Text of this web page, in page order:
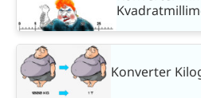
Konverter